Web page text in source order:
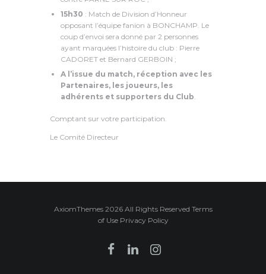
15h30 : Match de Division d’Honneur
opposant l’équipe fanion à BONCHAMP. Le
coup d’envoi sera donné par 2 personnes
ayant marquées l’histoire du club : Pierre
CADORET et Bernard GERBOIN ;
A l’issue du match, réception avec les
Partenaires, les joueurs, les
adhérents et supporters du Club.
Comptant sur votre participation.
Le Comité Directeur
AxiomThemes 2026 All Rights Reserved Terms
of Use Privacy Policy